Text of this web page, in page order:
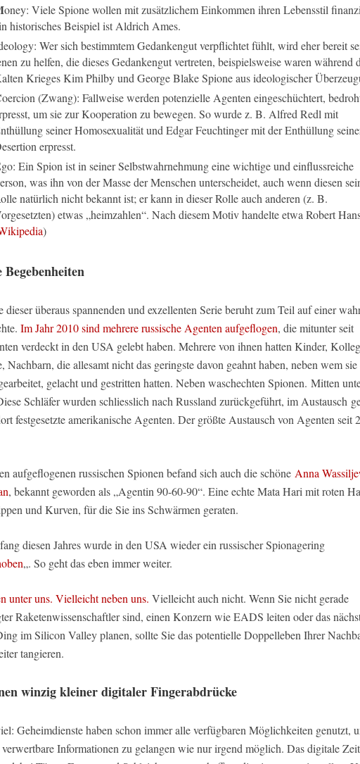
oney: Viele Spione wollen mit zusätzlichem Einkommen ihren Lebensstil
historisches Beispiel ist Aldrich Ames.
Wer sich bestimmtem Gedankengut verpflichtet fühlt, wird eher bereit
zu helfen, die dieses Gedankengut vertreten, beispielsweise waren während
Krieges Kim Philby und George Blake Spione aus ideologischer
oercion (Zwang): Fallweise werden potenzielle Agenten eingeschüchtert,
um sie zur Kooperation zu bewegen. So wurde z. B. Alfred Redl mit
seiner Homosexualität und Edgar Feuchtinger mit der Enthüllung
erpresst.
go: Ein Spion ist in seiner Selbstwahrnehmung eine wichtige und einflussreiche
was ihn von der Masse der Menschen unterscheidet, auch wenn diesen
natürlich nicht bekannt ist; er kann in dieser Rolle auch anderen (z. B.
etwas „heimzahlen“. Nach diesem Motiv handelte etwa Robert
)
Begebenheiten
dieser überaus spannenden und exzellenten Serie beruht zum Teil auf einer
Im Jahr 2010 sind mehrere russische Agenten aufgeflogen, die mitunter seit
verdeckt in den USA gelebt haben. Mehrere von ihnen hatten Kinder,
Nachbarn, die allesamt nicht das geringste davon geahnt haben, neben wem sie
gelacht und gestritten hatten. Neben waschechten Spionen. Mitten
Schläfer wurden schliesslich nach Russland zurückgeführt, im Austausch
festgesetzte amerikanische Agenten. Der größte Austausch von Agenten seit
aufgeflogenen russischen Spionen befand sich auch die schöne Anna
, bekannt geworden als „Agentin 90-60-90“. Eine echte Mata Hari mit roten
und Kurven, für die Sie ins Schwärmen geraten.
diesen Jahres wurde in den USA wieder ein russischer Spionagering
„. So geht das eben immer weiter.
unter uns. Vielleicht neben uns. Vielleicht auch nicht. Wenn Sie nicht gerade
Raketenwissenschaftler sind, einen Konzern wie EADS leiten oder das
im Silicon Valley planen, sollte Sie das potentielle Doppelleben Ihrer
tangieren.
winzig kleiner digitaler Fingerabdrücke
Geheimdienste haben schon immer alle verfügbaren Möglichkeiten genutzt,
Informationen zu gelangen wie nur irgend möglich. Das digitale